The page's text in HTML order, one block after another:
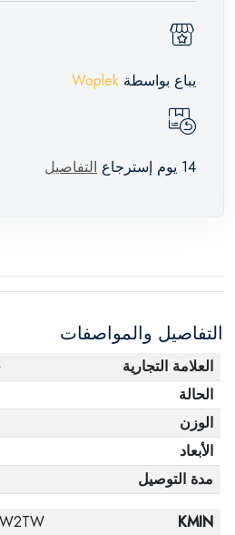
يباع بواسطة Woplek
14 يوم إسترجاع التفاصيل
التفاصيل والمواصفات
العلامة التجارية
الحالة
الوزن
الأبعاد
مدة التوصيل
KMIN